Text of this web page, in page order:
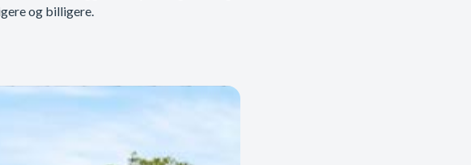
og billigere.